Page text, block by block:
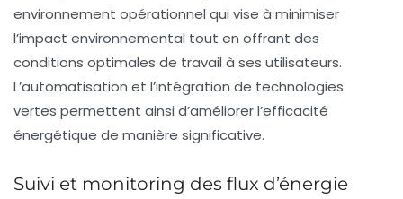
environnement opérationnel qui vise à minimiser
l’impact environnemental tout en offrant des
conditions optimales de travail à ses utilisateurs.
L’automatisation et l’intégration de technologies
vertes permettent ainsi d’améliorer l’efficacité
énergétique de manière significative.
Suivi et monitoring des flux d’énergie